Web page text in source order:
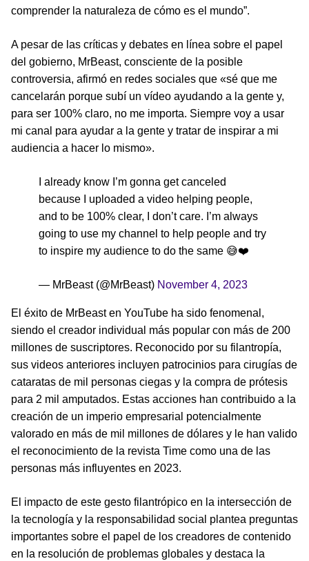
comprender la naturaleza de cómo es el mundo”.
A pesar de las críticas y debates en línea sobre el papel
del gobierno, MrBeast, consciente de la posible
controversia, afirmó en redes sociales que «sé que me
cancelarán porque subí un vídeo ayudando a la gente y,
para ser 100% claro, no me importa. Siempre voy a usar
mi canal para ayudar a la gente y tratar de inspirar a mi
audiencia a hacer lo mismo».
I already know I’m gonna get canceled
because I uploaded a video helping people,
and to be 100% clear, I don’t care. I’m always
going to use my channel to help people and try
to inspire my audience to do the same 😅❤️
— MrBeast (@MrBeast) November 4, 2023
El éxito de MrBeast en YouTube ha sido fenomenal,
siendo el creador individual más popular con más de 200
millones de suscriptores. Reconocido por su filantropía,
sus videos anteriores incluyen patrocinios para cirugías de
cataratas de mil personas ciegas y la compra de prótesis
para 2 mil amputados. Estas acciones han contribuido a la
creación de un imperio empresarial potencialmente
valorado en más de mil millones de dólares y le han valido
el reconocimiento de la revista Time como una de las
personas más influyentes en 2023.
El impacto de este gesto filantrópico en la intersección de
la tecnología y la responsabilidad social plantea preguntas
importantes sobre el papel de los creadores de contenido
en la resolución de problemas globales y destaca la